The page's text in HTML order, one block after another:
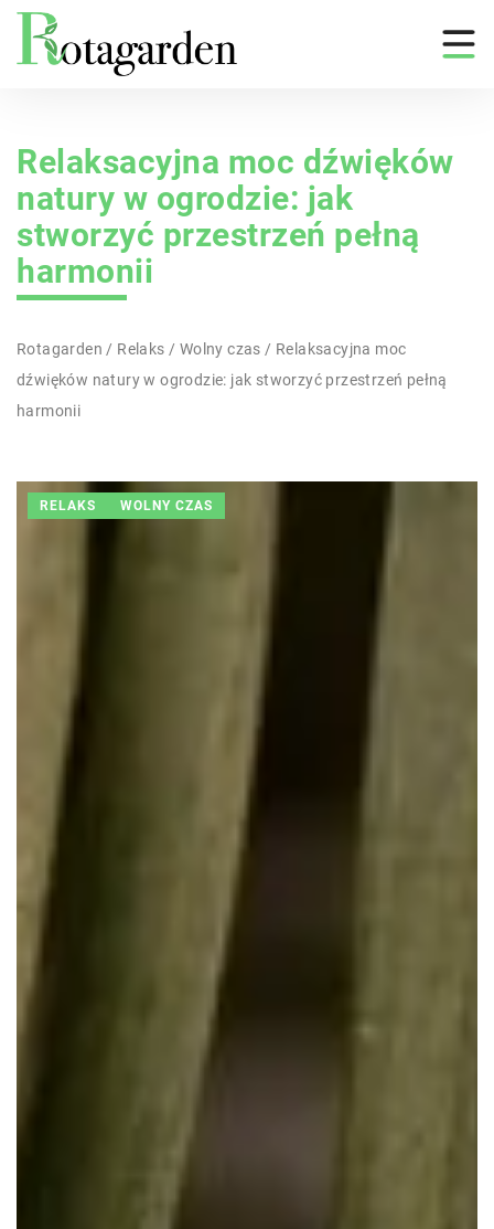
Relaksacyjna moc dźwięków
natury w ogrodzie: jak
stworzyć przestrzeń pełną
harmonii
Rotagarden / Relaks / Wolny czas / Relaksacyjna moc
dźwięków natury w ogrodzie: jak stworzyć przestrzeń pełną
harmonii
RELAKS WOLNY CZAS